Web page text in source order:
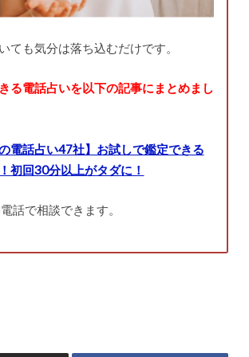
ても気分は落ち込むだけです。
る電話占いを以下の記事にまとめまし
電話占い47社】お試しで鑑定できる
初回30分以上がタダに！
話で相談できます。